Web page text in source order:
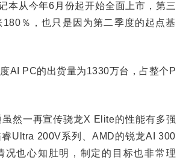
从今年6月份起开始全面上市，第三
％，也只是因为第二季度的起点基
PC的出货量为1330万台，占整个P
一再宣传骁龙X Elite的性能有多强
Ultra 200V系列、AMD的锐龙AI 300
况也心知肚明，制定的目标也非常理